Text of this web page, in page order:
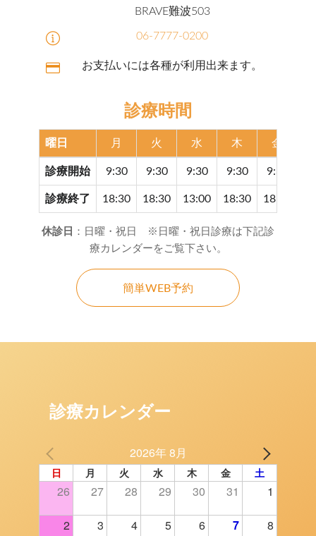
BRAVE難波503
06-7777-0200
お支払いには各種が利用出来ます。
診療時間
曜日 月 火 水 木 金
診療開始 9:30 9:30 9:30 9:30 9:30
診療終了 18:30 18:30 13:00 18:30 18:30
休診日 ：日曜・祝日 ※日曜・祝日診療は下記診
療カレンダーをご覧下さい。
簡単WEB予約
診療カレンダー
2026年 8月
日 月 火 水 木 金 土
26 27 28 29 30 31 1
2 3 4 5 6 7 8